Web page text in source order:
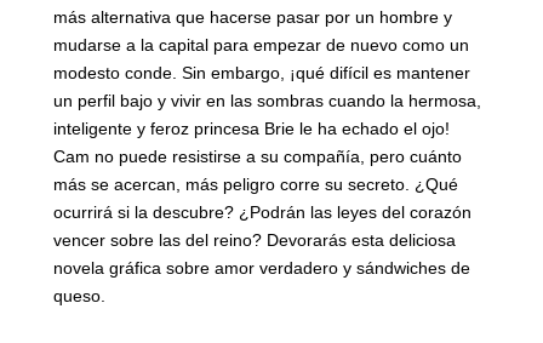
más alternativa que hacerse pasar por un hombre y
mudarse a la capital para empezar de nuevo como un
modesto conde. Sin embargo, ¡qué difícil es mantener
un perfil bajo y vivir en las sombras cuando la hermosa,
inteligente y feroz princesa Brie le ha echado el ojo!
Cam no puede resistirse a su compañía, pero cuánto
más se acercan, más peligro corre su secreto. ¿Qué
ocurrirá si la descubre? ¿Podrán las leyes del corazón
vencer sobre las del reino? Devorarás esta deliciosa
novela gráfica sobre amor verdadero y sándwiches de
queso.